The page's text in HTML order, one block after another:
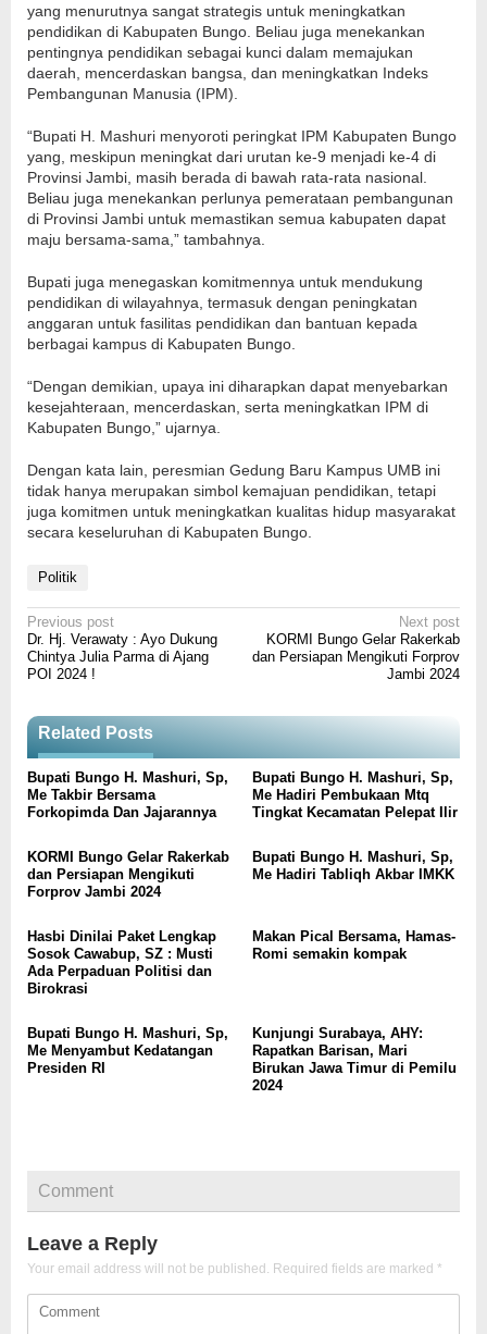
yang menurutnya sangat strategis untuk meningkatkan
pendidikan di Kabupaten Bungo. Beliau juga menekankan
pentingnya pendidikan sebagai kunci dalam memajukan
daerah, mencerdaskan bangsa, dan meningkatkan Indeks
Pembangunan Manusia (IPM).
“Bupati H. Mashuri menyoroti peringkat IPM Kabupaten Bungo
yang, meskipun meningkat dari urutan ke-9 menjadi ke-4 di
Provinsi Jambi, masih berada di bawah rata-rata nasional.
Beliau juga menekankan perlunya pemerataan pembangunan
di Provinsi Jambi untuk memastikan semua kabupaten dapat
maju bersama-sama,” tambahnya.
Bupati juga menegaskan komitmennya untuk mendukung
pendidikan di wilayahnya, termasuk dengan peningkatan
anggaran untuk fasilitas pendidikan dan bantuan kepada
berbagai kampus di Kabupaten Bungo.
“Dengan demikian, upaya ini diharapkan dapat menyebarkan
kesejahteraan, mencerdaskan, serta meningkatkan IPM di
Kabupaten Bungo,” ujarnya.
Dengan kata lain, peresmian Gedung Baru Kampus UMB ini
tidak hanya merupakan simbol kemajuan pendidikan, tetapi
juga komitmen untuk meningkatkan kualitas hidup masyarakat
secara keseluruhan di Kabupaten Bungo.
Politik
Post
navigation
Previous post
Dr. Hj. Verawaty : Ayo Dukung
Chintya Julia Parma di Ajang
POI 2024 !
Next post
KORMI Bungo Gelar Rakerkab
dan Persiapan Mengikuti Forprov
Jambi 2024
Related Posts
Bupati Bungo H. Mashuri, Sp,
Me Takbir Bersama
Forkopimda Dan Jajarannya
Bupati Bungo H. Mashuri, Sp,
Me Hadiri Pembukaan Mtq
Tingkat Kecamatan Pelepat Ilir
KORMI Bungo Gelar Rakerkab
dan Persiapan Mengikuti
Forprov Jambi 2024
Bupati Bungo H. Mashuri, Sp,
Me Hadiri Tabliqh Akbar IMKK
Hasbi Dinilai Paket Lengkap
Sosok Cawabup, SZ : Musti
Ada Perpaduan Politisi dan
Birokrasi
Makan Pical Bersama, Hamas-
Romi semakin kompak
Bupati Bungo H. Mashuri, Sp,
Me Menyambut Kedatangan
Presiden RI
Kunjungi Surabaya, AHY:
Rapatkan Barisan, Mari
Birukan Jawa Timur di Pemilu
2024
Comment
Leave a Reply
Your email address will not be published. Required fields are marked *